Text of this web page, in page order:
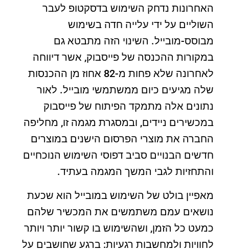
האחרונות נדחק השימוש בדסקטופ לעבר
השוליים על ידי עלייה חדה בשימוש
מבוסס-מובייל. השינוי הזה מתבטא גם
במקורות ההכנסה של פייסבוק, אשר דיווחה
לאחרונה שלא פחות מ-82 אחוז מן ההכנסות
שלה מגיעים כיום ממשתמשי מובייל. לאור
נתונים אלה מתמקד הפיתוח של פייסבוק
במכשירים ניידים, ובמסגרת מגמה זו, מחליפה
החברה את מוצרי הפרסום הישנים במוצרים
חדשים הבנויים סביב דפוסי השימוש הנוכחיים
והתחזיות לגבי המשך המגמה בעתיד.
מאפיין בולט של השימוש במובייל הוא שכעת
נושאים עמם משתמשים את המכשיר שלהם
כמעט כל הזמן, ושהשימוש בו קשור יותר ויותר
לחוויות ולמחשבות רגעיות: ברגע שחושבים על